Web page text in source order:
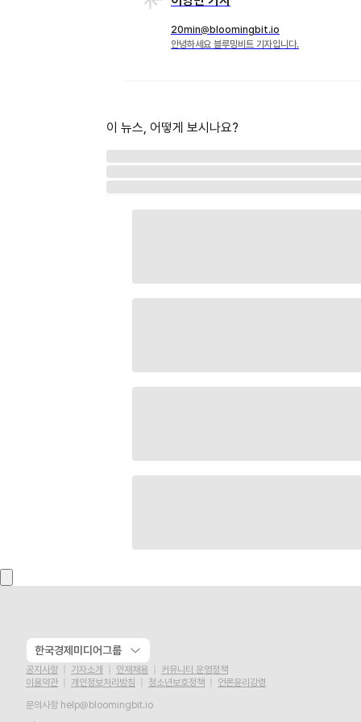
20min@bloomingbit.io
안녕하세요 블루밍비트 기자입니다.
이 뉴스, 어떻게 보시나요?
한국경제미디어그룹
공지사항 기자소개 인재채용
커뮤니티 운영정책
이용약관
개인정보처리방침 청소년보호정책
언론윤리강령
문의사항 help@bloomingbit.io